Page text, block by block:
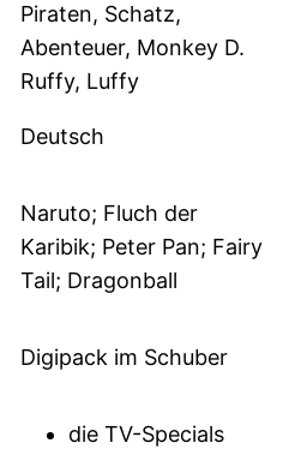
Piraten, Schatz,
Abenteuer, Monkey D.
Ruffy, Luffy
Deutsch
Naruto; Fluch der
Karibik; Peter Pan; Fairy
Tail; Dragonball
Digipack im Schuber
die TV-Specials